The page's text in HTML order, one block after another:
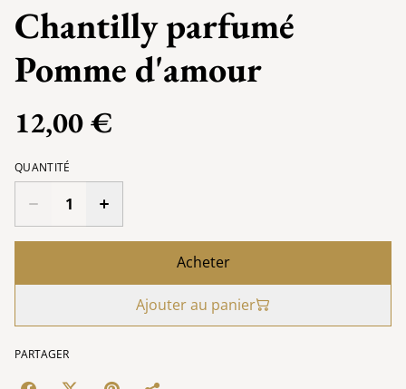
Chantilly parfumé
Pomme d'amour
12,00 €
QUANTITÉ
Acheter
Ajouter au panier
PARTAGER